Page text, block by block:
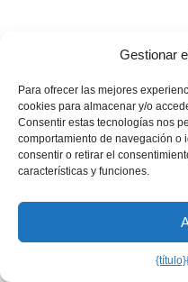
Gestionar
Para ofrecer las mejores
cookies para almacenar y/o
Consentir estas tecnologías nos
comportamiento de navegación o
consentir o retirar el
características y funciones.
{título}